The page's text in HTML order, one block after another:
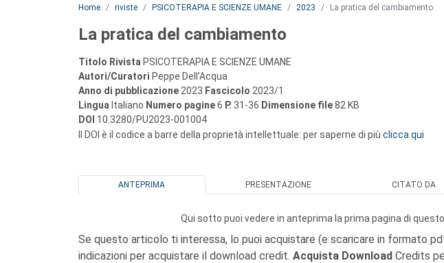
Home riviste PSICOTERAPIA E SCIENZE UMANE 2023 La pratica del cambiamento
La pratica del cambiamento
Titolo Rivista PSICOTERAPIA E SCIENZE UMANE
Autori/Curatori Peppe Dell’Acqua
Anno di pubblicazione 2023 Fascicolo 2023/1
Lingua Italiano Numero pagine6 P. 31-36 Dimensione file82 KB
DOI 10.3280/PU2023-001004
Il DOI è il codice a barre della proprietà intellettuale: per saperne di più clicca qui
ANTEPRIMA PRESENTAZIONE CITATO DA
Qui sotto puoi vedere in anteprima la prima pagina di
Se questo articolo ti interessa, lo puoi acquistare (e scaricare in formato
indicazioni per acquistare il download credit. Acquista Download Credits